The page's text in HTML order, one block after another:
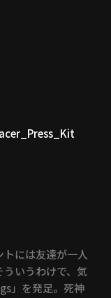
には友達が一人
いうわけで、気
」を発足。死神